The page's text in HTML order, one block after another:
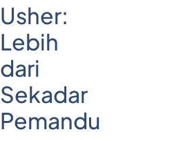
Usher:
Lebih
dari
Sekadar
Pemandu